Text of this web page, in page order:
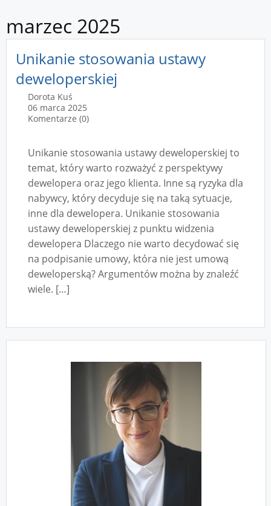
marzec 2025
Unikanie stosowania ustawy
deweloperskiej
Dorota Kuś
06 marca 2025
Komentarze (0)
Unikanie stosowania ustawy deweloperskiej to
temat, który warto rozważyć z perspektywy
dewelopera oraz jego klienta. Inne są ryzyka dla
nabywcy, który decyduje się na taką sytuacje,
inne dla dewelopera. Unikanie stosowania
ustawy deweloperskiej z punktu widzenia
dewelopera Dlaczego nie warto decydować się
na podpisanie umowy, która nie jest umową
deweloperską? Argumentów można by znaleźć
wiele. […]